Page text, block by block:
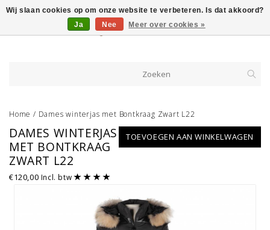
Home / Dames winterjas met Bontkraag Zwart L22
TOEVOEGEN AAN WINKELWAGEN
DAMES WINTERJAS
MET BONTKRAAG
ZWART L22
€120,00 Incl. btw
Wij slaan cookies op om onze website te verbeteren. Is dat akkoord?
Ja
Nee Meer over cookies »